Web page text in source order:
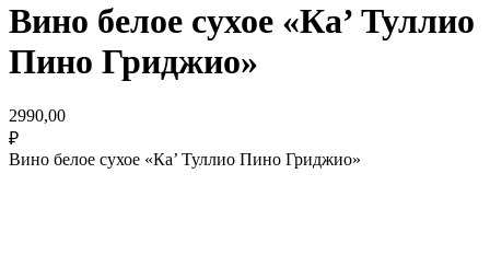
Вино белое сухое «Ка’ Туллио
Пино Гриджио»
2990,00
₽
Вино белое сухое «Ка’ Туллио Пино Гриджио»